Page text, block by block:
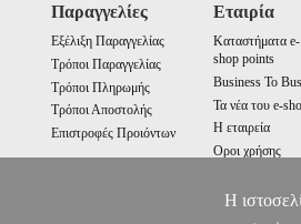
Παραγγελίες
Εξέλιξη Παραγγελίας
Τρόποι Παραγγελίας
Τρόποι Πληρωμής
Τρόποι Αποστολής
Επιστροφές Προιόντων
Εταιρία
Καταστήματα e-
shop points
Business To
Τα νέα του e-
Η εταιρεία
Οροι χρήσης
Η